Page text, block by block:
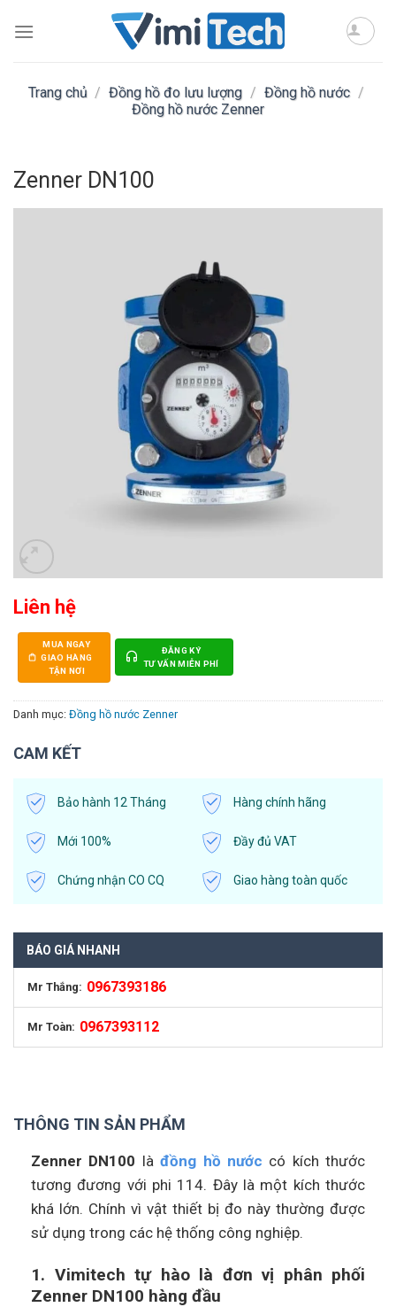
Trang chủ / Đồng hồ đo lưu lượng / Đồng hồ nước /
Đồng hồ nước Zenner
Zenner DN100
Liên hệ
MUA NGAY
GIAO HÀNG
TẬN NƠI
ĐĂNG KÝ
TƯ VẤN MIỄN PHÍ
Danh mục: Đồng hồ nước Zenner
CAM KẾT
Bảo hành 12 Tháng Hàng chính hãng
Mới 100% Đầy đủ VAT
Chứng nhận CO CQ Giao hàng toàn quốc
BÁO GIÁ NHANH
Mr Thắng: 0967393186
Mr Toàn: 0967393112
THÔNG TIN SẢN PHẨM
Zenner DN100 làđồng hồ nước có kích thước
tương đương với phi 114. Đây là một kích thước
khá lớn. Chính vì vật thiết bị đo này thường được
sử dụng trong các hệ thống công nghiệp.
1. Vimitech tự hào là đơn vị phân phối
Zenner DN100 hàng đầu